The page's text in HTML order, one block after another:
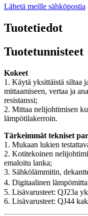
Lähetä meille sähköpostia
Tuotetiedot
Tuotetunnisteet
Kokeet
1. Käytä yksittäistä siltaa
mittaamiseen, vertaa ja
resistanssi;
2. Mittaa nelijohtimisen
lämpötilakerroin.
Tärkeimmät tekniset
1. Mukaan lukien
2. Kotitekoinen
emaloitu lanka;
3. Sähkölämmitin,
4. Digitaalinen
5. Lisävarusteet: QJ23a
6. Lisävarusteet: QJ44